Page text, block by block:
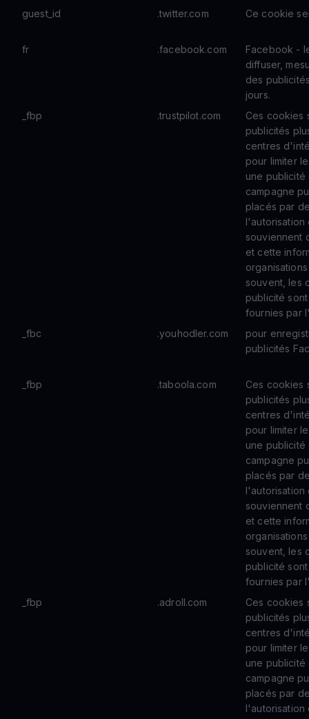
guest_id .twitter.com Ce cookie
fr .facebook.com
Facebook -
diffuser,
des
jours.
_fbp
.trustpilot.com
Ces cookies
publicités
centres
pour limiter
une
campagne
placés par
l'autorisation
souviennent
et cette
souvent, les
publicité
fournies par
_fbc
.youhodler.com
pour
publicités
_fbp .taboola.com
Ces cookies
publicités
centres
pour limiter
une
campagne
placés par
l'autorisation
souviennent
et cette
souvent, les
publicité
fournies par
_fbp
.adroll.com
Ces cookies
publicités
centres
pour limiter
une
campagne
placés par
l'autorisation